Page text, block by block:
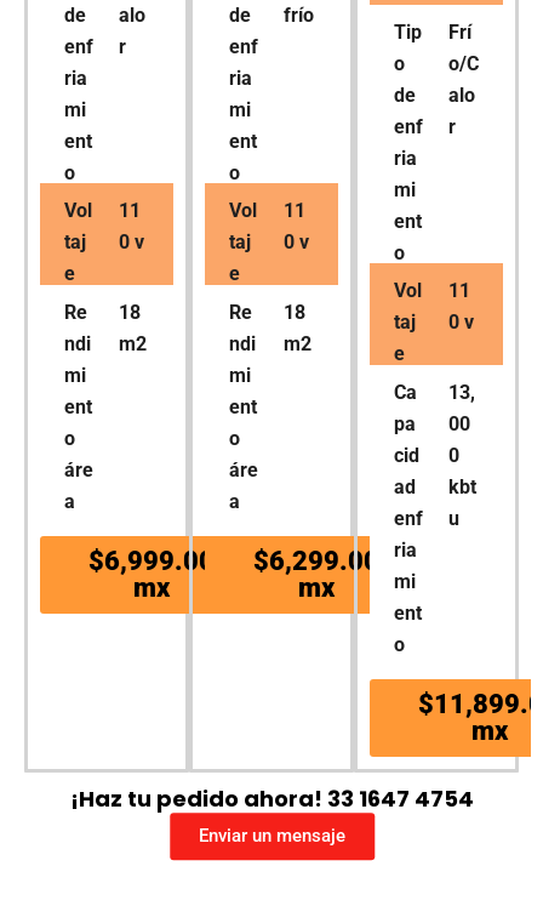
de
enf
ria
mi
ent
o
alo
r
Vol
taj
e
11
0 v
Re
ndi
mi
ent
o
áre
a
18
m2
$6,999.00
mx
de
enf
ria
mi
ent
o
frío
Vol
taj
e
11
0 v
Re
ndi
mi
ent
o
áre
a
18
m2
$6,299.00
mx
Tip
o
de
enf
ria
mi
ent
o
Frí
o/C
alo
r
Vol
taj
e
11
0 v
Ca
pa
cid
ad
enf
ria
mi
ent
o
13,
00
0
kbt
u
mx
¡Haz tu pedido ahora! 33 1647 4754
Enviar un mensaje